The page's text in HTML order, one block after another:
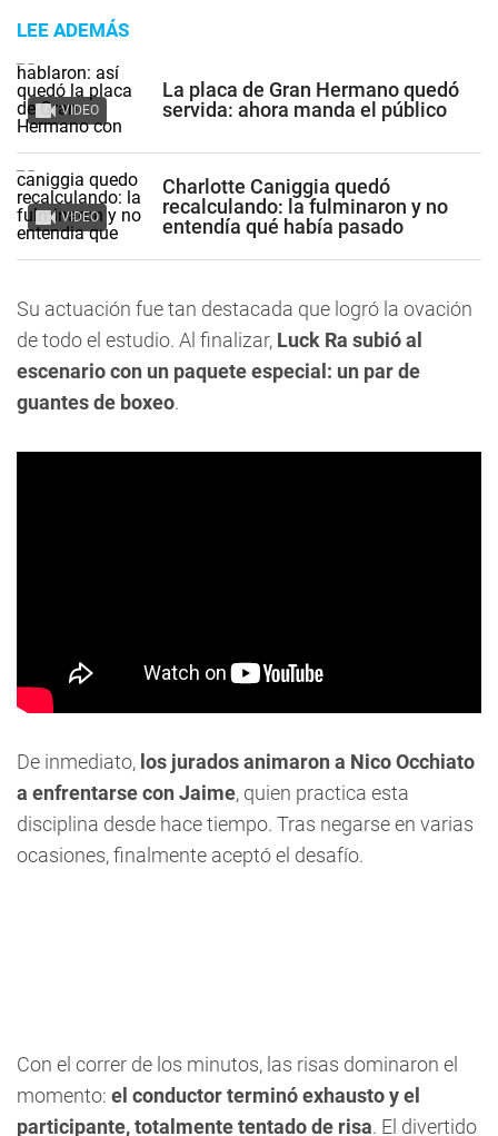
LEE ADEMÁS
VIDEO
La placa de Gran Hermano quedó
servida: ahora manda el público
VIDEO
Charlotte Caniggia quedó
recalculando: la fulminaron y no
entendía qué había pasado
Su actuación fue tan destacada que logró la ovación
de todo el estudio. Al finalizar, Luck Ra subió al
escenario con un paquete especial: un par de
guantes de boxeo.
De inmediato, los jurados animaron a Nico Occhiato
a enfrentarse con Jaime, quien practica esta
disciplina desde hace tiempo. Tras negarse en varias
ocasiones, finalmente aceptó el desafío.
Con el correr de los minutos, las risas dominaron el
momento: el conductor terminó exhausto y el
participante, totalmente tentado de risa. El divertido